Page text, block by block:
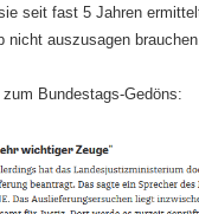
seit fast 5 Jahren
nicht auszusagen brauchen.
Bundestags-Gedöns: